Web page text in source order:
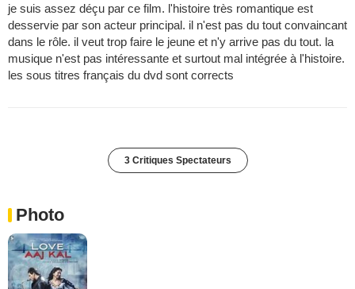
je suis assez déçu par ce film. l'histoire très romantique est
desservie par son acteur principal. il n'est pas du tout convaincant
dans le rôle. il veut trop faire le jeune et n'y arrive pas du tout. la
musique n'est pas intéressante et surtout mal intégrée à l'histoire.
les sous titres français du dvd sont corrects
3 Critiques Spectateurs
Photo